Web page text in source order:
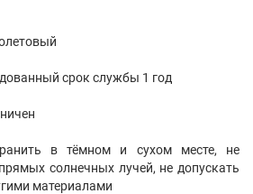
срок службы 1 год
в тёмном и сухом месте, не
солнечных лучей, не допускать
материалами